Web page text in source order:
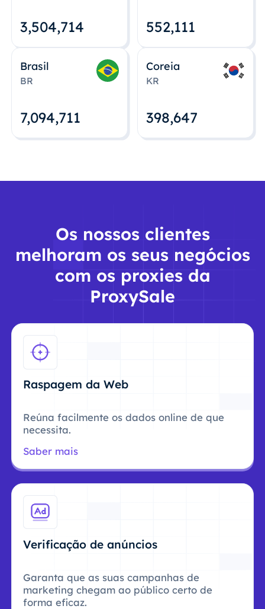
3,504,715 552,112
Brasil
BR
7,094,712
Coreia
KR
398,648
Os nossos clientes
melhoram os seus negócios
com os proxies da
ProxySale
Raspagem da Web
Reúna facilmente os dados online de que
necessita.
Saber mais
Verificação de anúncios
Garanta que as suas campanhas de
marketing chegam ao público certo de
forma eficaz.